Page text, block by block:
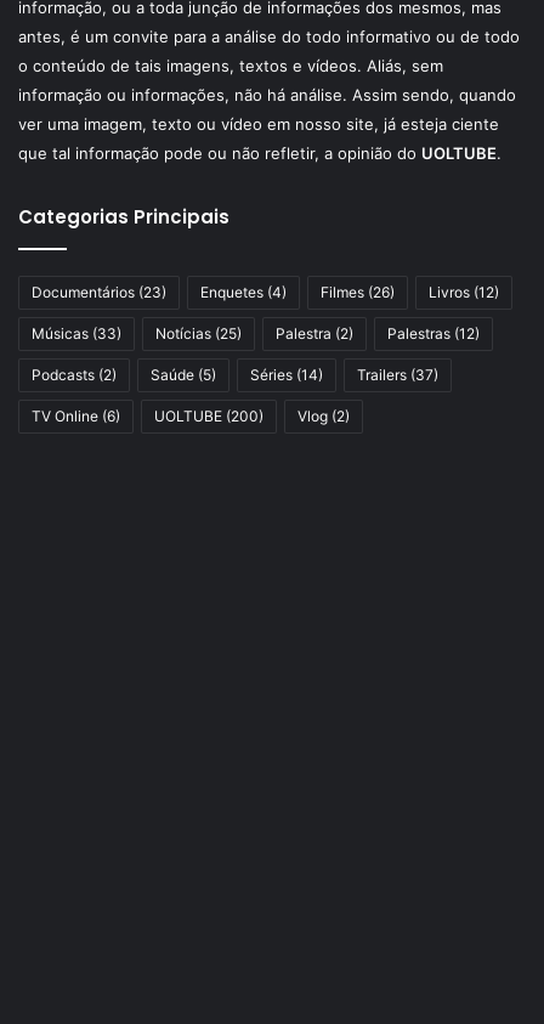
informação, ou a toda junção de informações dos mesmos, mas
antes, é um convite para a análise do todo informativo ou de todo
o conteúdo de tais imagens, textos e vídeos. Aliás, sem
informação ou informações, não há análise. Assim sendo, quando
ver uma imagem, texto ou vídeo em nosso site, já esteja ciente
que tal informação pode ou não refletir, a opinião do UOLTUBE.
Categorias Principais
Documentários (23) Enquetes (4) Filmes (26) Livros (12)
Músicas (33) Notícias (25) Palestra (2) Palestras (12)
Podcasts (2) Saúde (5) Séries (14) Trailers (37)
TV Online (6) UOLTUBE (200) Vlog (2)